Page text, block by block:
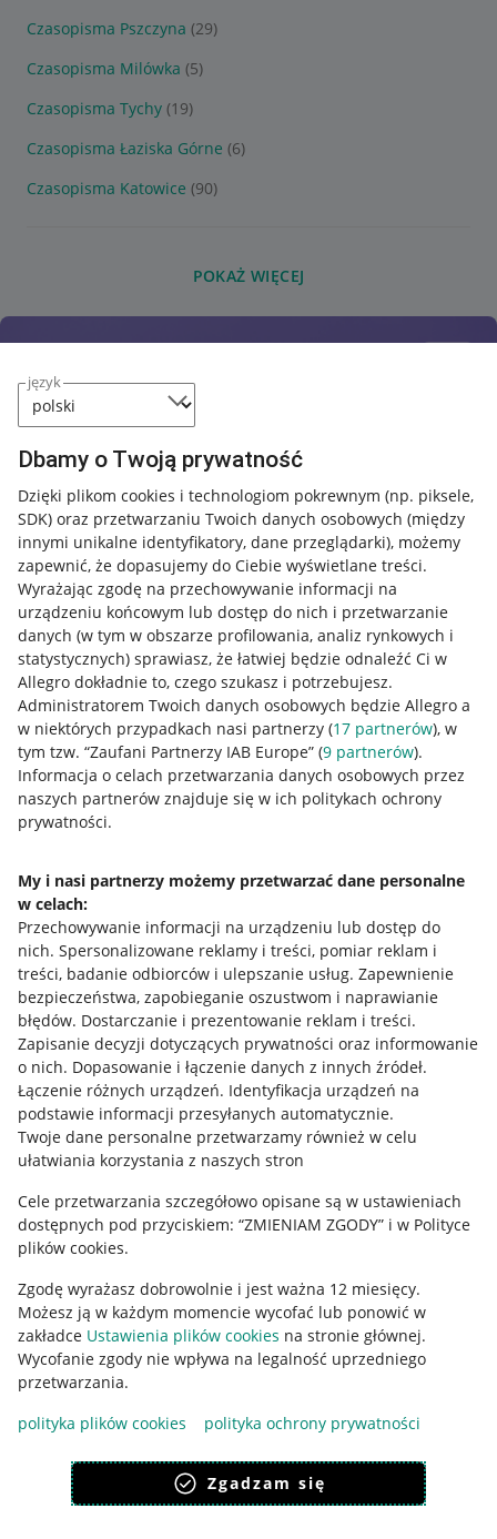
język
Dbamy o Twoją prywatność
Dzięki plikom cookies i technologiom pokrewnym (np. piksele,
SDK) oraz przetwarzaniu Twoich danych osobowych (między
innymi unikalne identyfikatory, dane przeglądarki), możemy
zapewnić, że dopasujemy do Ciebie wyświetlane treści.
Wyrażając zgodę na przechowywanie informacji na
urządzeniu końcowym lub dostęp do nich i przetwarzanie
danych (w tym w obszarze profilowania, analiz rynkowych i
statystycznych) sprawiasz, że łatwiej będzie odnaleźć Ci w
Allegro dokładnie to, czego szukasz i potrzebujesz.
Administratorem Twoich danych osobowych będzie Allegro a
w niektórych przypadkach nasi partnerzy (17 partnerów), w
tym tzw. “Zaufani Partnerzy IAB Europe” (9 partnerów).
Informacja o celach przetwarzania danych osobowych przez
naszych partnerów znajduje się w ich politykach ochrony
prywatności.
My i nasi partnerzy możemy przetwarzać dane personalne
w celach:
Przechowywanie informacji na urządzeniu lub dostęp do
nich. Spersonalizowane reklamy i treści, pomiar reklam i
treści, badanie odbiorców i ulepszanie usług. Zapewnienie
bezpieczeństwa, zapobieganie oszustwom i naprawianie
błędów. Dostarczanie i prezentowanie reklam i treści.
Zapisanie decyzji dotyczących prywatności oraz informowanie
o nich. Dopasowanie i łączenie danych z innych źródeł.
Łączenie różnych urządzeń. Identyfikacja urządzeń na
podstawie informacji przesyłanych automatycznie.
Twoje dane personalne przetwarzamy również w celu
ułatwiania korzystania z naszych stron
Cele przetwarzania szczegółowo opisane są w ustawieniach
dostępnych pod przyciskiem: “ZMIENIAM ZGODY” i w Polityce
plików cookies.
Zgodę wyrażasz dobrowolnie i jest ważna 12 miesięcy.
Możesz ją w każdym momencie wycofać lub ponowić w
zakładce Ustawienia plików cookies na stronie głównej.
Wycofanie zgody nie wpływa na legalność uprzedniego
przetwarzania.
polityka plików cookies
polityka ochrony prywatności
Zgadzam się
Czasopisma Pszczyna (29)
Czasopisma Milówka (5)
Czasopisma Tychy (19)
Czasopisma Łaziska Górne (6)
Czasopisma Katowice (90)
POKAŻ WIĘCEJ
Przydatne informacje
Jak to działa
Allegro Gadane dla sprzedających
Allegro Gadane dla kupujących
Mapa miejscowości
Informacje prawne
Regulamin
Polityka plików "cookies"
Ustawienia plików "cookies"
Udostępnianie lokalizacji
Informacje dla Aktu o Usługach Cyfrowych
Pobierz aplikację